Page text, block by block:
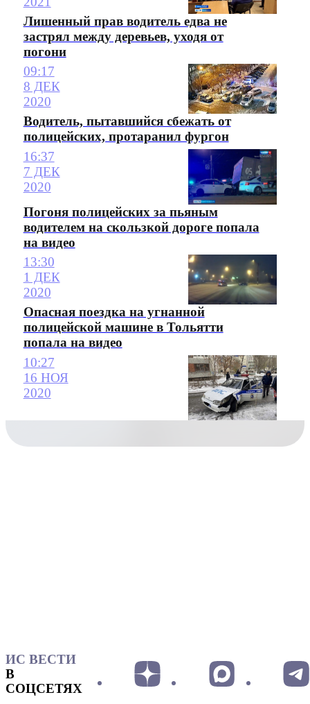
Лишенный прав водитель едва не
застрял между деревьев, уходя от
погони
09:17
8 ДЕК
2020
Водитель, пытавшийся сбежать от
полицейских, протаранил фургон
16:37
7 ДЕК
2020
Погоня полицейских за пьяным
водителем на скользкой дороге попала
на видео
13:30
1 ДЕК
2020
Опасная поездка на угнанной
полицейской машине в Тольятти
попала на видео
10:27
16 НОЯ
2020
ИС ВЕСТИ
В
СОЦСЕТЯХ